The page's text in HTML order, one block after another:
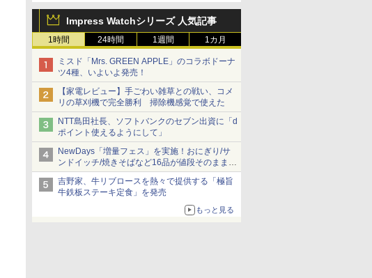
Impress Watchシリーズ 人気記事
1時間 24時間 1週間 1カ月
ミスド「Mrs. GREEN APPLE」のコラボドーナ
ツ4種、いよいよ発売！
【家電レビュー】手ごわい雑草との戦い、コメ
リの草刈機で完全勝利 掃除機感覚で使えた
NTT島田社長、ソフトバンクのセブン出資に「d
ポイント使えるようにして」
NewDays「増量フェス」を実施！おにぎり/サ
ンドイッチ/焼きそばなど16品が値段そのままで
ボリュームアップ
吉野家、牛リブロースを熱々で提供する「極旨
牛鉄板ステーキ定食」を発売
もっと見る